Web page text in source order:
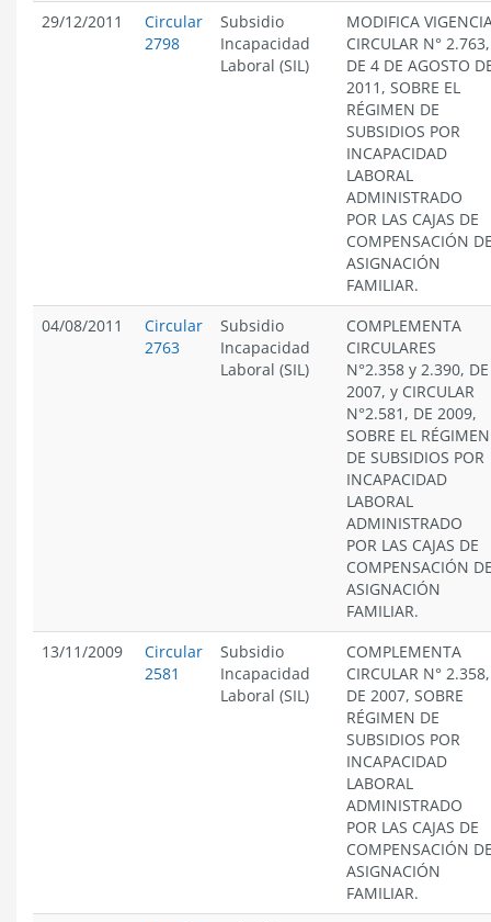
29/12/2011
Circular
2798
Subsidio
Incapacidad
Laboral (SIL)
MODIFICA
CIRCULAR N° 2.763,
DE 4 DE AGOSTO
2011, SOBRE EL
RÉGIMEN DE
SUBSIDIOS POR
INCAPACIDAD
LABORAL
ADMINISTRADO
POR LAS CAJAS DE
COMPENSACIÓN
ASIGNACIÓN
FAMILIAR.
04/08/2011
Circular
2763
Subsidio
Incapacidad
Laboral (SIL)
COMPLEMENTA
CIRCULARES
N°2.358 y 2.390, DE
2007, y CIRCULAR
N°2.581, DE 2009,
SOBRE EL RÉGIMEN
DE SUBSIDIOS POR
INCAPACIDAD
LABORAL
ADMINISTRADO
POR LAS CAJAS DE
COMPENSACIÓN
ASIGNACIÓN
FAMILIAR.
13/11/2009
Circular
2581
Subsidio
Incapacidad
Laboral (SIL)
COMPLEMENTA
CIRCULAR N° 2.358,
DE 2007, SOBRE
RÉGIMEN DE
SUBSIDIOS POR
INCAPACIDAD
LABORAL
ADMINISTRADO
POR LAS CAJAS DE
COMPENSACIÓN
ASIGNACIÓN
FAMILIAR.